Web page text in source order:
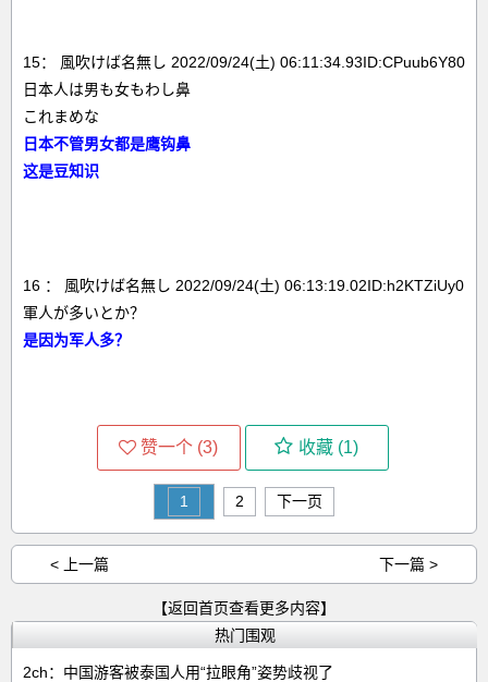
15： 風吹けば名無し 2022/09/24(土) 06:11:34.93ID:CPuub6Y80
日本人は男も女もわし鼻
これまめな
日本不管男女都是鹰钩鼻
这是豆知识
16 ： 風吹けば名無し 2022/09/24(土) 06:13:19.02ID:h2KTZiUy0
軍人が多いとか？
是因为军人多？
赞一个 (3) 收藏 (1)
1 2 下一页
< 上一篇 下一篇 >
【返回首页查看更多内容】
热门围观
2ch：中国游客被泰国人用“拉眼角”姿势歧视了